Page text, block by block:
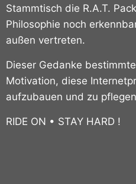
Stammtisch die R.A.T. Pack
Philosophie noch
außen vertreten.
Dieser Gedanke
Motivation, diese
aufzubauen und zu
RIDE ON • STAY HARD !